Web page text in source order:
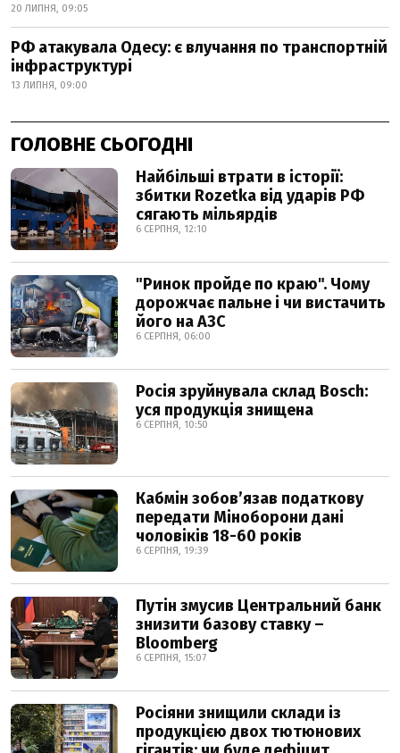
20 ЛИПНЯ, 09:05
РФ атакувала Одесу: є влучання по транспортній
інфраструктурі
13 ЛИПНЯ, 09:00
ГОЛОВНЕ СЬОГОДНІ
Найбільші втрати в історії:
збитки Rozetka від ударів РФ
сягають мільярдів
6 СЕРПНЯ, 12:10
"Ринок пройде по краю". Чому
дорожчає пальне і чи вистачить
його на АЗС
6 СЕРПНЯ, 06:00
Росія зруйнувала склад Bosch:
уся продукція знищена
6 СЕРПНЯ, 10:50
Кабмін зобовʼязав податкову
передати Міноборони дані
чоловіків 18-60 років
6 СЕРПНЯ, 19:39
Путін змусив Центральний банк
знизити базову ставку –
Bloomberg
6 СЕРПНЯ, 15:07
Росіяни знищили склади із
продукцією двох тютюнових